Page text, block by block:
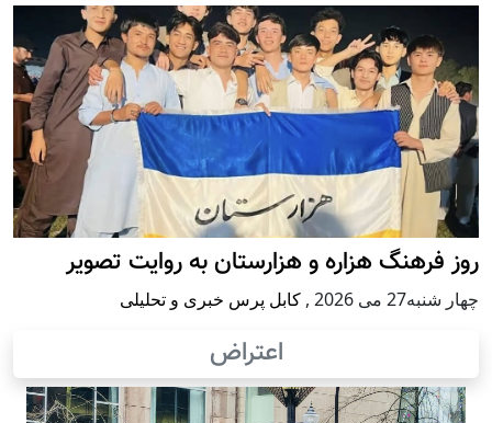
روز فرهنگ هزاره و هزارستان به روایت تصویر
چهار شنبه27 می 2026 , کابل پرس خبری و تحلیلی
اعتراض